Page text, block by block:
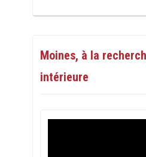
Moines, à la
intérieure